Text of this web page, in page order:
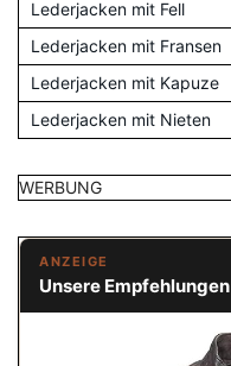
Lederjacken mit Fell
Lederjacken mit Fransen
Lederjacken mit Kapuze
Lederjacken mit Nieten
WERBUNG
ANZEIGE
Unsere Empfehlungen